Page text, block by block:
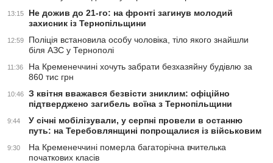
13:15
Не дожив до 21-го: на фронті загинув молодий
захисник із Тернопільщини
12:59
Поліція встановила особу чоловіка, тіло якого знайшли
біля АЗС у Тернополі
11:36
На Кременеччині хочуть забрати безхазяйну будівлю за
860 тис грн
10:46
З квітня вважався безвісти зниклим: офіційно
підтверджено загибель воїна з Тернопільщини
9:44
У січні мобілізували, у серпні провели в останню
путь: на Теребовлянщині попрощалися із військовим
9:30
На Кременеччині померла багаторічна вчителька
початкових класів